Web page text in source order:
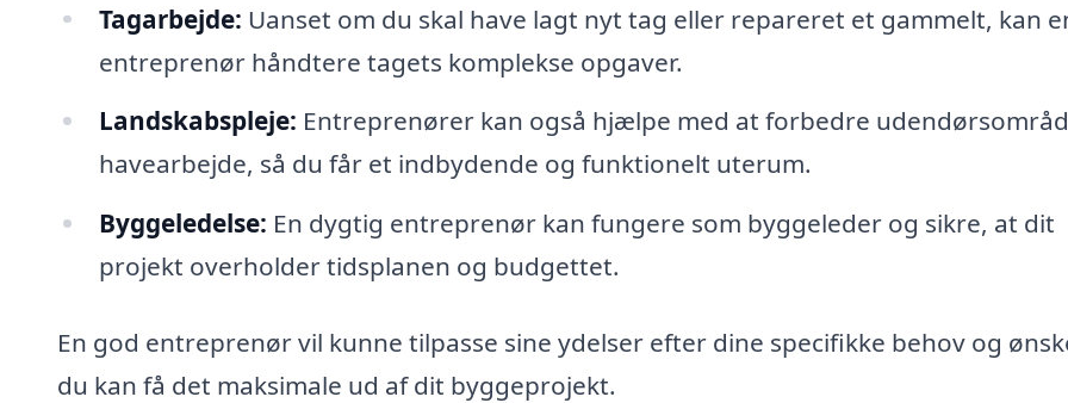
Tagarbejde: Uanset om du skal have lagt nyt tag eller repareret et gammelt, kan
entreprenør håndtere tagets komplekse opgaver.
Landskabspleje: Entreprenører kan også hjælpe med at forbedre
havearbejde, så du får et indbydende og funktionelt uterum.
Byggeledelse: En dygtig entreprenør kan fungere som byggeleder og sikre, at dit
projekt overholder tidsplanen og budgettet.
En god entreprenør vil kunne tilpasse sine ydelser efter dine specifikke behov og
du kan få det maksimale ud af dit byggeprojekt.